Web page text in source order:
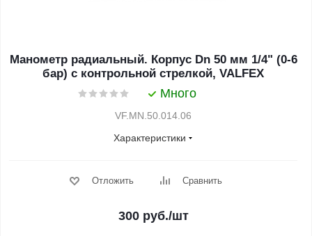
Манометр радиальный. Корпус Dn 50 мм 1/4" (0-6
бар) с контрольной стрелкой, VALFEX
Много
VF.MN.50.014.06
Характеристики
Отложить Сравнить
300 руб./шт